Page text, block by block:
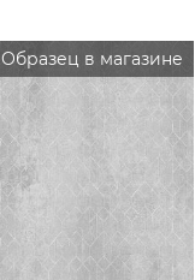
Образец в магазине